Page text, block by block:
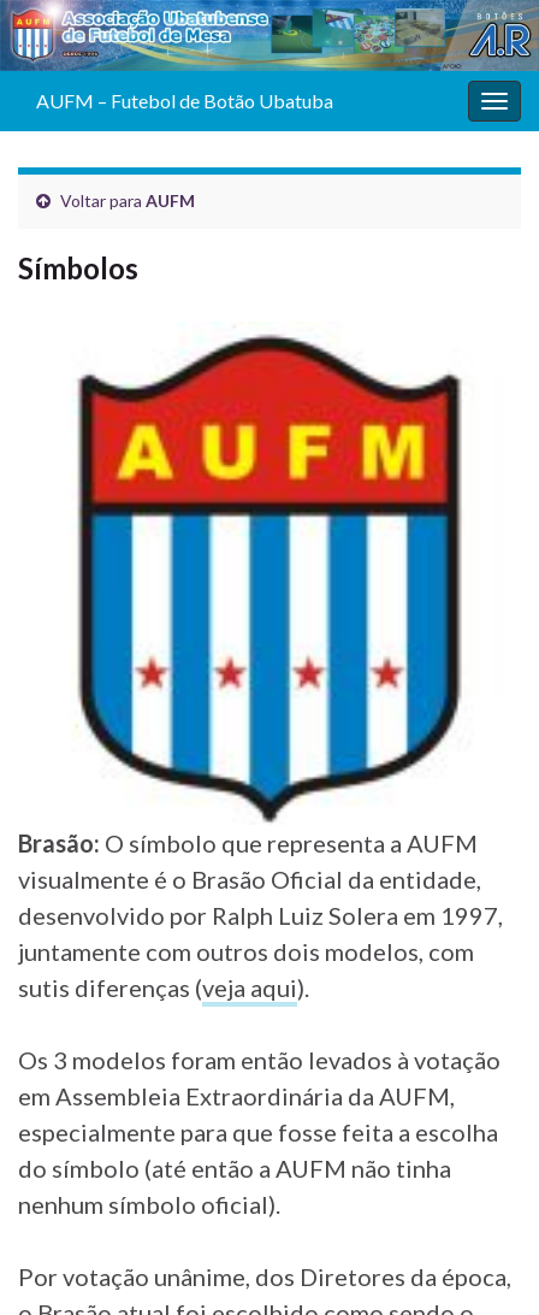
AUFM – Futebol de Botão Ubatuba
Voltar para AUFM
Símbolos
Brasão: O símbolo que representa a AUFM
visualmente é o Brasão Oficial da entidade,
desenvolvido por Ralph Luiz Solera em 1997,
juntamente com outros dois modelos, com
sutis diferenças (veja aqui).
Os 3 modelos foram então levados à votação
em Assembleia Extraordinária da AUFM,
especialmente para que fosse feita a escolha
do símbolo (até então a AUFM não tinha
nenhum símbolo oficial).
Por votação unânime, dos Diretores da época,